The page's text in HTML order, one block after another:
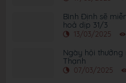
Bình Định sẽ
hoả dịp 31/3
13/03/2025
Ngày hội
Thạnh
07/03/2025